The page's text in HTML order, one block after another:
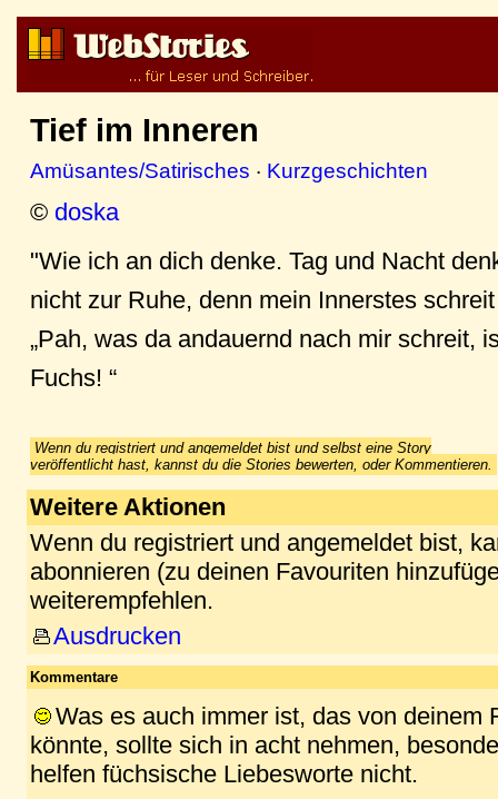
Tief im Inneren
Amüsantes/Satirisches · Kurzgeschichten
© doska
"Wie ich an dich denke. Tag und Nacht
nicht zur Ruhe, denn mein Innerstes
„Pah, was da andauernd nach mir schreit,
Fuchs! “
Wenn du registriert und angemeldet bist und selbst eine Story
veröffentlicht hast, kannst du die Stories bewerten, oder Kommentieren.
Weitere Aktionen
Wenn du registriert und angemeldet bist,
abonnieren (zu deinen Favouriten
weiterempfehlen.
Ausdrucken
Kommentare
Was es auch immer ist, das von deinem
könnte, sollte sich in acht nehmen,
helfen füchsische Liebesworte nicht.